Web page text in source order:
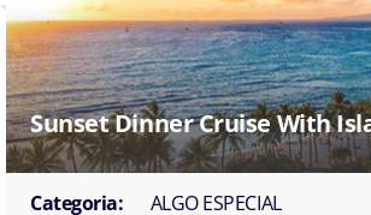
Sunset Dinner Cruise With
Categoria: ALGO ESPECIAL